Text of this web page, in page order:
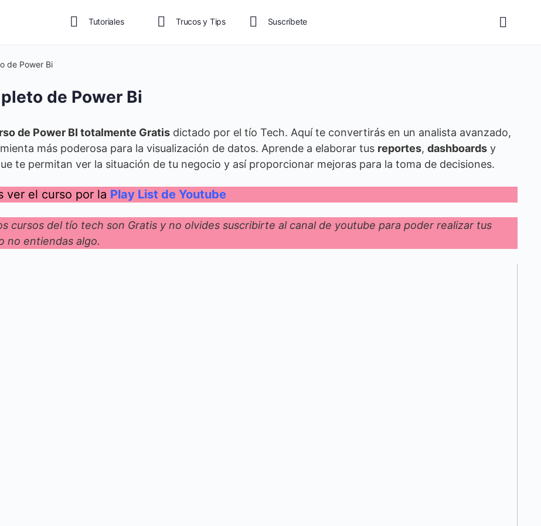
Tutoriales Trucos y Tips Suscríbete
de Power Bi
de Power Bi
de Power BI totalmente Gratis dictado por el tío Tech. Aquí te convertirás en un analista avanzado,
más poderosa para la visualización de datos. Aprende a elaborar tus reportes, dashboards y
te permitan ver la situación de tu negocio y así proporcionar mejoras para la toma de decisiones.
ver el curso por la Play List de Youtube
cursos del tío tech son Gratis y no olvides suscribirte al canal de youtube para poder realizar tus
no entiendas algo.